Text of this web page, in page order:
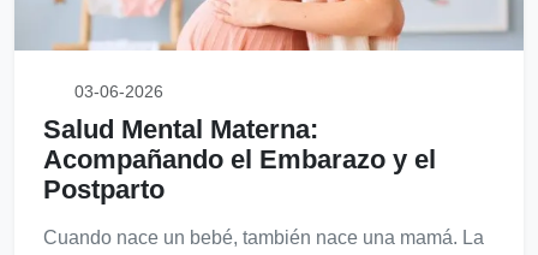
03-06-2026
Salud Mental Materna:
Acompañando el Embarazo y el
Postparto
Cuando nace un bebé, también nace una mamá. La